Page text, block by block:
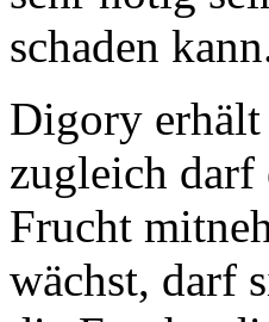
schaden
Digory
zugleich darf
Frucht
wächst, darf